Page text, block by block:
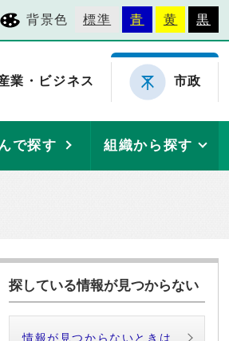
背景色 標準 青 黄 黒
業・ビジネス 市政
で探す 組織から探す
探している情報が見つからない
情報が見つからないときは